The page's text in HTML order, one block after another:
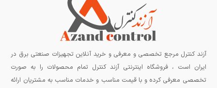
آزند کنترل مرجع تخصصی و معرفی و خرید آنلاین تجهیزات صنعتی برق در
ایران است ، فروشگاه اینترنتی آزند کنترل تمام محصولات را به صورت
تخصصی معرفی کرده و با قیمت مناسب و خدمات مناسب به مشتریان ارائه